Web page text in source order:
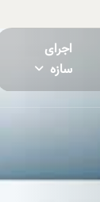
اجرای
سازه